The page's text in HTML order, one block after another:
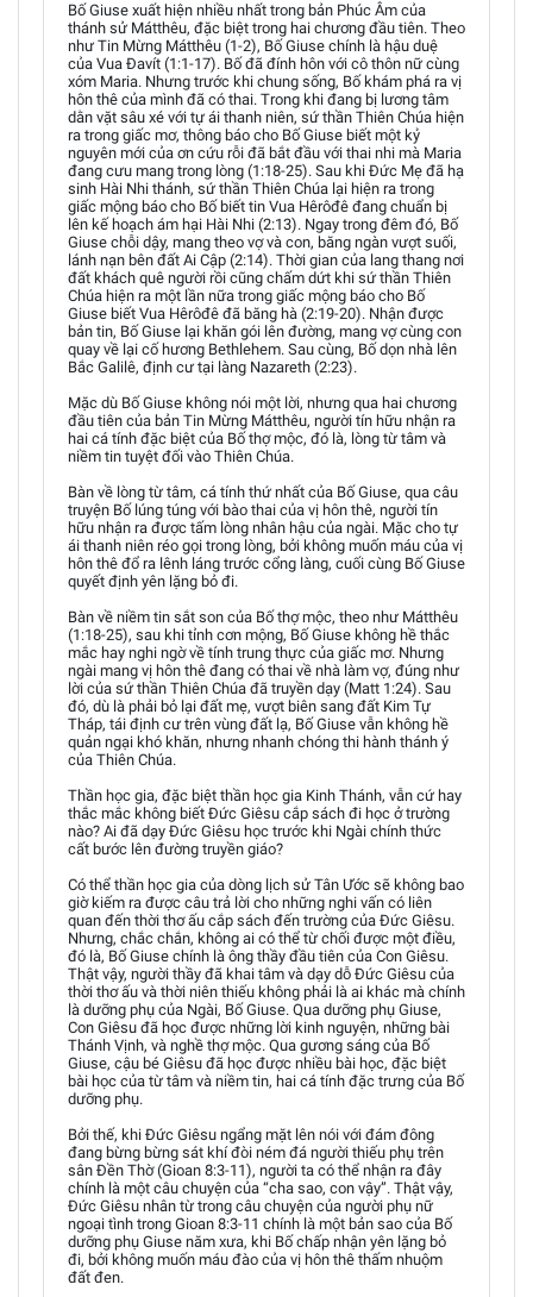
Bố Giuse xuất hiện nhiều nhất trong bản Phúc Âm của
thánh sử Mátthêu, đặc biệt trong hai chương đầu tiên. Theo
như Tin Mừng Mátthêu (1-2), Bố Giuse chính là hậu duệ
của Vua Đavít (1:1-17). Bố đã đính hôn với cô thôn nữ cùng
xóm Maria. Nhưng trước khi chung sống, Bố khám phá ra vị
hôn thê của mình đã có thai. Trong khi đang bị lương tâm
dằn vặt sâu xé với tự ái thanh niên, sứ thần Thiên Chúa hiện
ra trong giấc mơ, thông báo cho Bố Giuse biết một kỷ
nguyên mới của ơn cứu rỗi đã bắt đầu với thai nhi mà Maria
đang cưu mang trong lòng (1:18-25). Sau khi Đức Mẹ đã hạ
sinh Hài Nhi thánh, sứ thần Thiên Chúa lại hiện ra trong
giấc mộng báo cho Bố biết tin Vua Hêrôđê đang chuẩn bị
lên kế hoạch ám hại Hài Nhi (2:13). Ngay trong đêm đó, Bố
Giuse chỗi dậy, mang theo vợ và con, băng ngàn vượt suối,
lánh nạn bên đất Ai Cập (2:14). Thời gian của lang thang nơi
đất khách quê người rồi cũng chấm dứt khi sứ thần Thiên
Chúa hiện ra một lần nữa trong giấc mộng báo cho Bố
Giuse biết Vua Hêrôđê đã băng hà (2:19-20). Nhận được
bản tin, Bố Giuse lại khăn gói lên đường, mang vợ cùng con
quay về lại cố hương Bethlehem. Sau cùng, Bố dọn nhà lên
Bắc Galilê, định cư tại làng Nazareth (2:23).
Mặc dù Bố Giuse không nói một lời, nhưng qua hai chương
đầu tiên của bản Tin Mừng Mátthêu, người tín hữu nhận ra
hai cá tính đặc biệt của Bố thợ mộc, đó là, lòng từ tâm và
niềm tin tuyệt đối vào Thiên Chúa.
Bàn về lòng từ tâm, cá tính thứ nhất của Bố Giuse, qua câu
truyện Bố lúng túng với bào thai của vị hôn thê, người tín
hữu nhận ra được tấm lòng nhân hậu của ngài. Mặc cho tự
ái thanh niên réo gọi trong lòng, bởi không muốn máu của vị
hôn thê đổ ra lênh láng trước cổng làng, cuối cùng Bố Giuse
quyết định yên lặng bỏ đi.
Bàn về niềm tin sắt son của Bố thợ mộc, theo như Mátthêu
(1:18-25), sau khi tỉnh cơn mộng, Bố Giuse không hề thắc
mắc hay nghi ngờ về tính trung thực của giấc mơ. Nhưng
ngài mang vị hôn thê đang có thai về nhà làm vợ, đúng như
lời của sứ thần Thiên Chúa đã truyền dạy (Matt 1:24). Sau
đó, dù là phải bỏ lại đất mẹ, vượt biên sang đất Kim Tự
Tháp, tái định cư trên vùng đất lạ, Bố Giuse vẫn không hề
quản ngại khó khăn, nhưng nhanh chóng thi hành thánh ý
của Thiên Chúa.
Thần học gia, đặc biệt thần học gia Kinh Thánh, vẫn cứ hay
thắc mắc không biết Đức Giêsu cắp sách đi học ở trường
nào? Ai đã dạy Đức Giêsu học trước khi Ngài chính thức
cất bước lên đường truyền giáo?
Có thể thần học gia của dòng lịch sử Tân Ước sẽ không bao
giờ kiếm ra được câu trả lời cho những nghi vấn có liên
quan đến thời thơ ấu cắp sách đến trường của Đức Giêsu.
Nhưng, chắc chắn, không ai có thể từ chối được một điều,
đó là, Bố Giuse chính là ông thầy đầu tiên của Con Giêsu.
Thật vậy, người thầy đã khai tâm và dạy dỗ Đức Giêsu của
thời thơ ấu và thời niên thiếu không phải là ai khác mà chính
là dưỡng phụ của Ngài, Bố Giuse. Qua dưỡng phụ Giuse,
Con Giêsu đã học được những lời kinh nguyện, những bài
Thánh Vịnh, và nghề thợ mộc. Qua gương sáng của Bố
Giuse, cậu bé Giêsu đã học được nhiều bài học, đặc biệt
bài học của từ tâm và niềm tin, hai cá tính đặc trưng của Bố
dưỡng phụ.
Bởi thế, khi Đức Giêsu ngẩng mặt lên nói với đám đông
đang bừng bừng sát khí đòi ném đá người thiếu phụ trên
sân Đền Thờ (Gioan 8:3-11), người ta có thể nhận ra đây
chính là một câu chuyện của “cha sao, con vậy”. Thật vậy,
Đức Giêsu nhân từ trong câu chuyện của người phụ nữ
ngoại tình trong Gioan 8:3-11 chính là một bản sao của Bố
dưỡng phụ Giuse năm xưa, khi Bố chấp nhận yên lặng bỏ
đi, bởi không muốn máu đào của vị hôn thê thấm nhuộm
đất đen.